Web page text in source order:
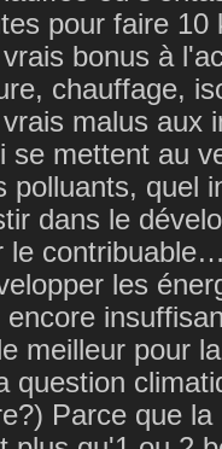
pour faire 10
bonus à
chauffage,
malus aux
se mettent au
polluants, quel
dans le
le
les
encore
meilleur pour
question
Parce que